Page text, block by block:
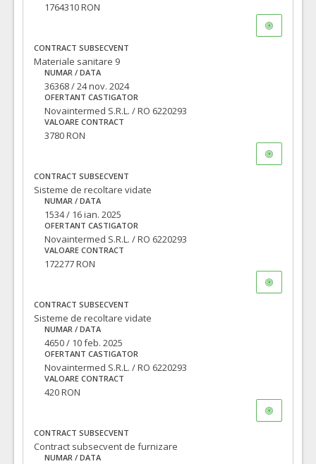
1764310 RON
CONTRACT SUBSECVENT
Materiale sanitare 9
NUMAR / DATA
36368 / 24 nov. 2024
OFERTANT CASTIGATOR
Novaintermed S.R.L. / RO 6220293
VALOARE CONTRACT
3780 RON
CONTRACT SUBSECVENT
Sisteme de recoltare vidate
NUMAR / DATA
1534 / 16 ian. 2025
OFERTANT CASTIGATOR
Novaintermed S.R.L. / RO 6220293
VALOARE CONTRACT
172277 RON
CONTRACT SUBSECVENT
Sisteme de recoltare vidate
NUMAR / DATA
4650 / 10 feb. 2025
OFERTANT CASTIGATOR
Novaintermed S.R.L. / RO 6220293
VALOARE CONTRACT
420 RON
CONTRACT SUBSECVENT
Contract subsecvent de furnizare
NUMAR / DATA